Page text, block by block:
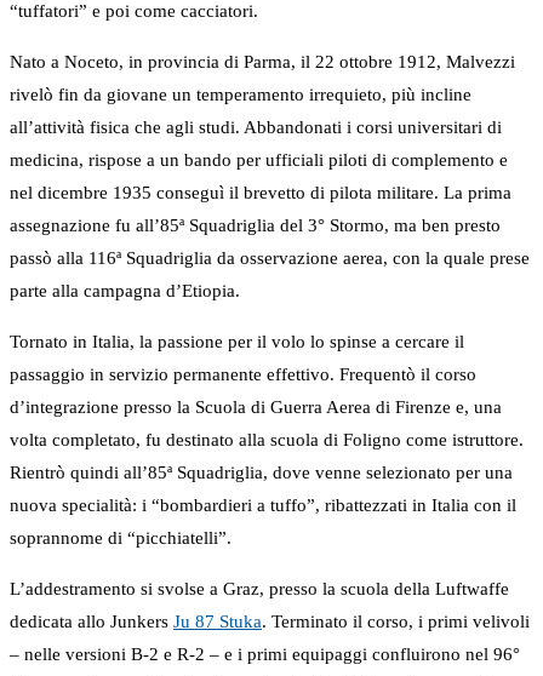
“tuffatori” e poi come cacciatori.
Nato a Noceto, in provincia di Parma, il 22 ottobre 1912, Malvezzi
rivelò fin da giovane un temperamento irrequieto, più incline
all’attività fisica che agli studi. Abbandonati i corsi universitari di
medicina, rispose a un bando per ufficiali piloti di complemento e
nel dicembre 1935 conseguì il brevetto di pilota militare. La prima
assegnazione fu all’85ª Squadriglia del 3° Stormo, ma ben presto
passò alla 116ª Squadriglia da osservazione aerea, con la quale prese
parte alla campagna d’Etiopia.
Tornato in Italia, la passione per il volo lo spinse a cercare il
passaggio in servizio permanente effettivo. Frequentò il corso
d’integrazione presso la Scuola di Guerra Aerea di Firenze e, una
volta completato, fu destinato alla scuola di Foligno come istruttore.
Rientrò quindi all’85ª Squadriglia, dove venne selezionato per una
nuova specialità: i “bombardieri a tuffo”, ribattezzati in Italia con il
soprannome di “picchiatelli”.
L’addestramento si svolse a Graz, presso la scuola della Luftwaffe
dedicata allo Junkers Ju 87 Stuka. Terminato il corso, i primi velivoli
– nelle versioni B-2 e R-2 – e i primi equipaggi confluirono nel 96°